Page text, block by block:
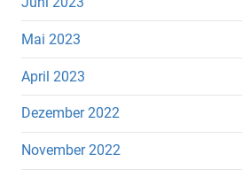
Mai 2023
April 2023
Dezember 2022
November 2022